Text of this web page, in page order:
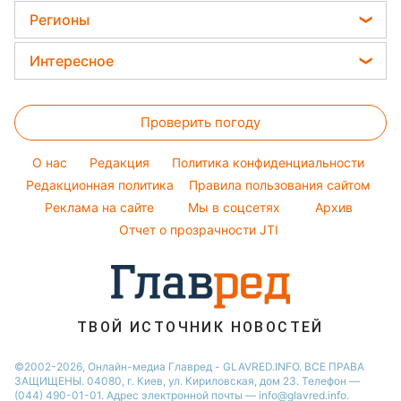
Елена Зеленская
Ани Лорак
Кейт Миддлтон
Алла Пугачева
Настя Каменских
Виталий Козловский
Потап
Погода на сегодня
Погода на завтра
Женские стрижки
Окрашивание волос
Красивый маникюр
Модные ошибки
Советы от Андре Тана
Регионы
Новости Львова
Новости Харькова
Новости Днепра
Новости Полтавы
Новости Сум
Новости Тернополя
Новости Черкассы
Новости Одессы
Интересное
Тесты по картинке
Оптические иллюзии
Народные приметы
Все о шоу-бизнесе
Проверить погоду
O нас Редакция
Политика конфиденциальности
Редакционная политика
Правила пользования сайтом
Реклама на сайте
Мы в соцсетях
Архив
Отчет о прозрачности JTI
ТВОЙ ИСТОЧНИК НОВОСТЕЙ
©2002-2026, Онлайн-медиа Главред - GLAVRED.INFO. ВСЕ ПРАВА
ЗАЩИЩЕНЫ. 04080, г. Киев, ул. Кириловская, дом 23. Телефон —
(044) 490-01-01. Адрес электронной почты — info@glavred.info.